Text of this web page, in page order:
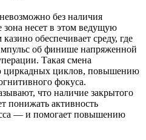
без наличия
несет в этом ведущую
обеспечивает среду, где
об финише напряженной
Такая смена
циркадных циклов, повышению
фокуса.
что наличие закрытого
понижать активность
— и помогает повышению